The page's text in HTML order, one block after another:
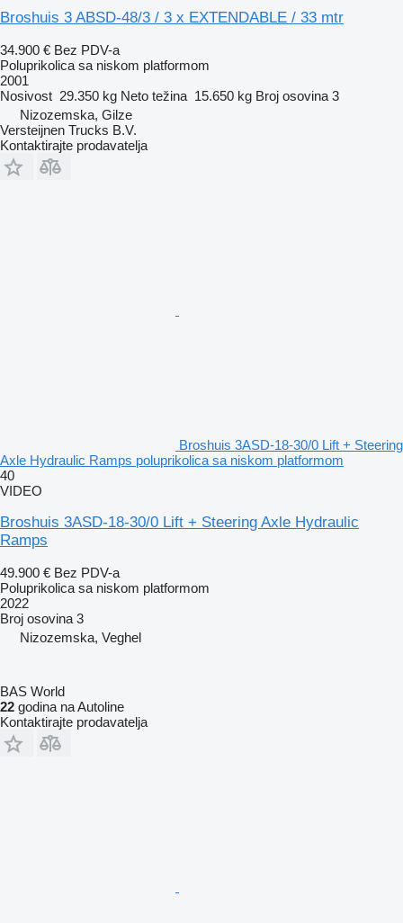
Broshuis 3 ABSD-48/3 / 3 x EXTENDABLE / 33 mtr
34.900 € Bez PDV-a
Poluprikolica sa niskom platformom
2001
Nosivost 29.350 kg Neto težina 15.650 kg Broj osovina 3
Nizozemska, Gilze
Versteijnen Trucks B.V.
Kontaktirajte prodavatelja
Broshuis 3ASD-18-30/0 Lift + Steering
Axle Hydraulic Ramps poluprikolica sa niskom platformom
40
VIDEO
Broshuis 3ASD-18-30/0 Lift + Steering Axle Hydraulic
Ramps
49.900 € Bez PDV-a
Poluprikolica sa niskom platformom
2022
Broj osovina 3
Nizozemska, Veghel
BAS World
22 godina na Autoline
Kontaktirajte prodavatelja